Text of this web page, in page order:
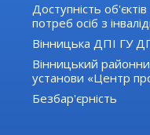
Доступність
потреб осіб з
Вінницька ДПІ ГУ
Вінницький
установи «Центр
Безбар'єрність